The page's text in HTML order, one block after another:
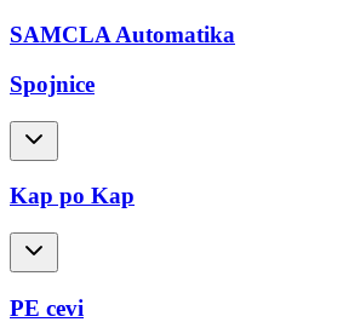
SAMCLA Automatika
Spojnice
Kap po Kap
PE cevi